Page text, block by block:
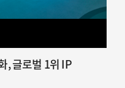
, 글로벌 1위 IP